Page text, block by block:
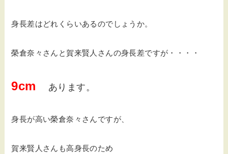
身長差はどれくらいあるのでしょうか。
榮倉奈々さんと賀来賢人さんの身長差ですが・・・・
9cm あります。
身長が高い榮倉奈々さんですが、
賀来賢人さんも高身長のため